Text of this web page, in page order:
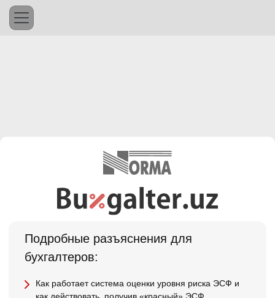
Подробные разъяснения для
бухгалтеров:
Как работает система оценки уровня риска ЭСФ и